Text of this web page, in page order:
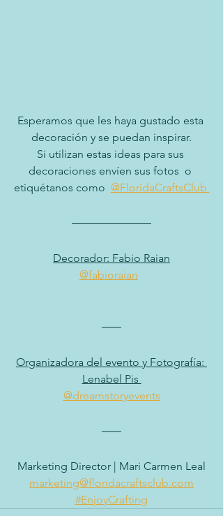
Esperamos que les haya gustado esta
decoración y se puedan inspirar.
Si utilizan estas ideas para sus
decoraciones envíen sus fotos  o
etiquétanos como @FloridaCraftsClub
Decorador: Fabio Raian
@fabioraian
Organizadora del evento y Fotografía:
Lenabel Pis
@dreamstoryevents
Marketing Director | Mari Carmen Leal
marketing@floridacraftsclub.com
#EnjoyCrafting